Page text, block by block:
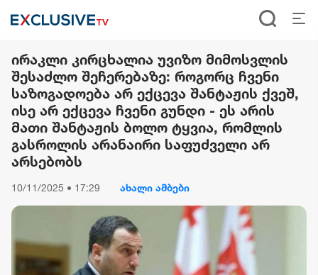
ირაკლი კირცხალია უვიზო მიმოსვლის
შესაძლო შეჩერებაზე: როგორც ჩვენი
საზოგადოება არ ექცევა შანტაჟის ქვეშ,
ისე არ ექცევა ჩვენი გუნდი - ეს არის
მათი შანტაჟის ბოლო ტყვია, რომლის
გასროლის არანაირი საფუძველი არ
არსებობს
10/11/2025 • 17:29 ახალი ამბები